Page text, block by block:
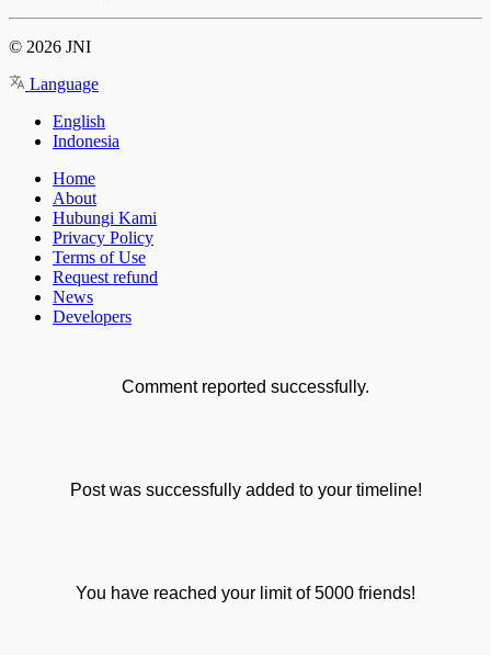
© 2026 JNI
Language
English
Indonesia
Home
About
Hubungi Kami
Privacy Policy
Terms of Use
Request refund
News
Developers
Comment reported successfully.
Post was successfully added to your timeline!
You have reached your limit of 5000 friends!